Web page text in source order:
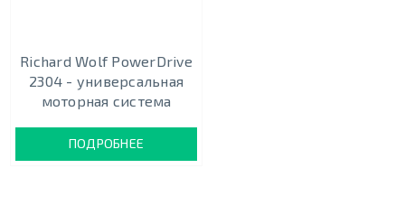
Richard Wolf PowerDrive
2304 - универсальная
моторная система
ПОДРОБНЕЕ